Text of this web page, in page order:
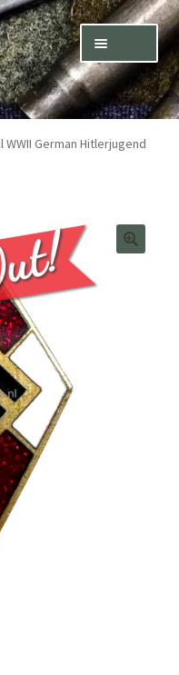
WWII German Hitlerjugend